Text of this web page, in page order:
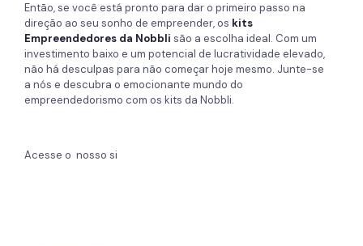
Então, se você está pronto para dar o primeiro passo na
direção ao seu sonho de empreender, os kits
Empreendedores da Nobbli são a escolha ideal. Com um
investimento baixo e um potencial de lucratividade elevado,
não há desculpas para não começar hoje mesmo. Junte-se
a nós e descubra o emocionante mundo do
empreendedorismo com os kits da Nobbli.
Acesse o nosso si